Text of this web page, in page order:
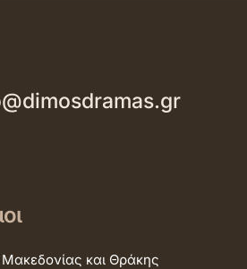
Μακεδονίας και Θράκης